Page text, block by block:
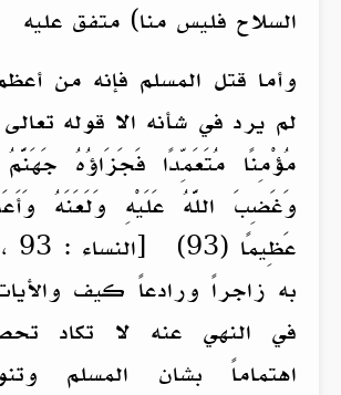
السلاح فليس منا) متفق عليه
وأما قتل المسلم فإنه من
لم يرد في شأنه الا قوله
مُؤْمِنًا مُتَعَمِّدًا فَجَزَاؤُهُ جَهَنَّمُ
وَغَضِبَ اللَّهُ عَلَيْهِ وَلَعَنَهُ
به زاجراً ورادعاً كيف
في النهي عنه لا تكاد
اهتماماً بشان المسلم